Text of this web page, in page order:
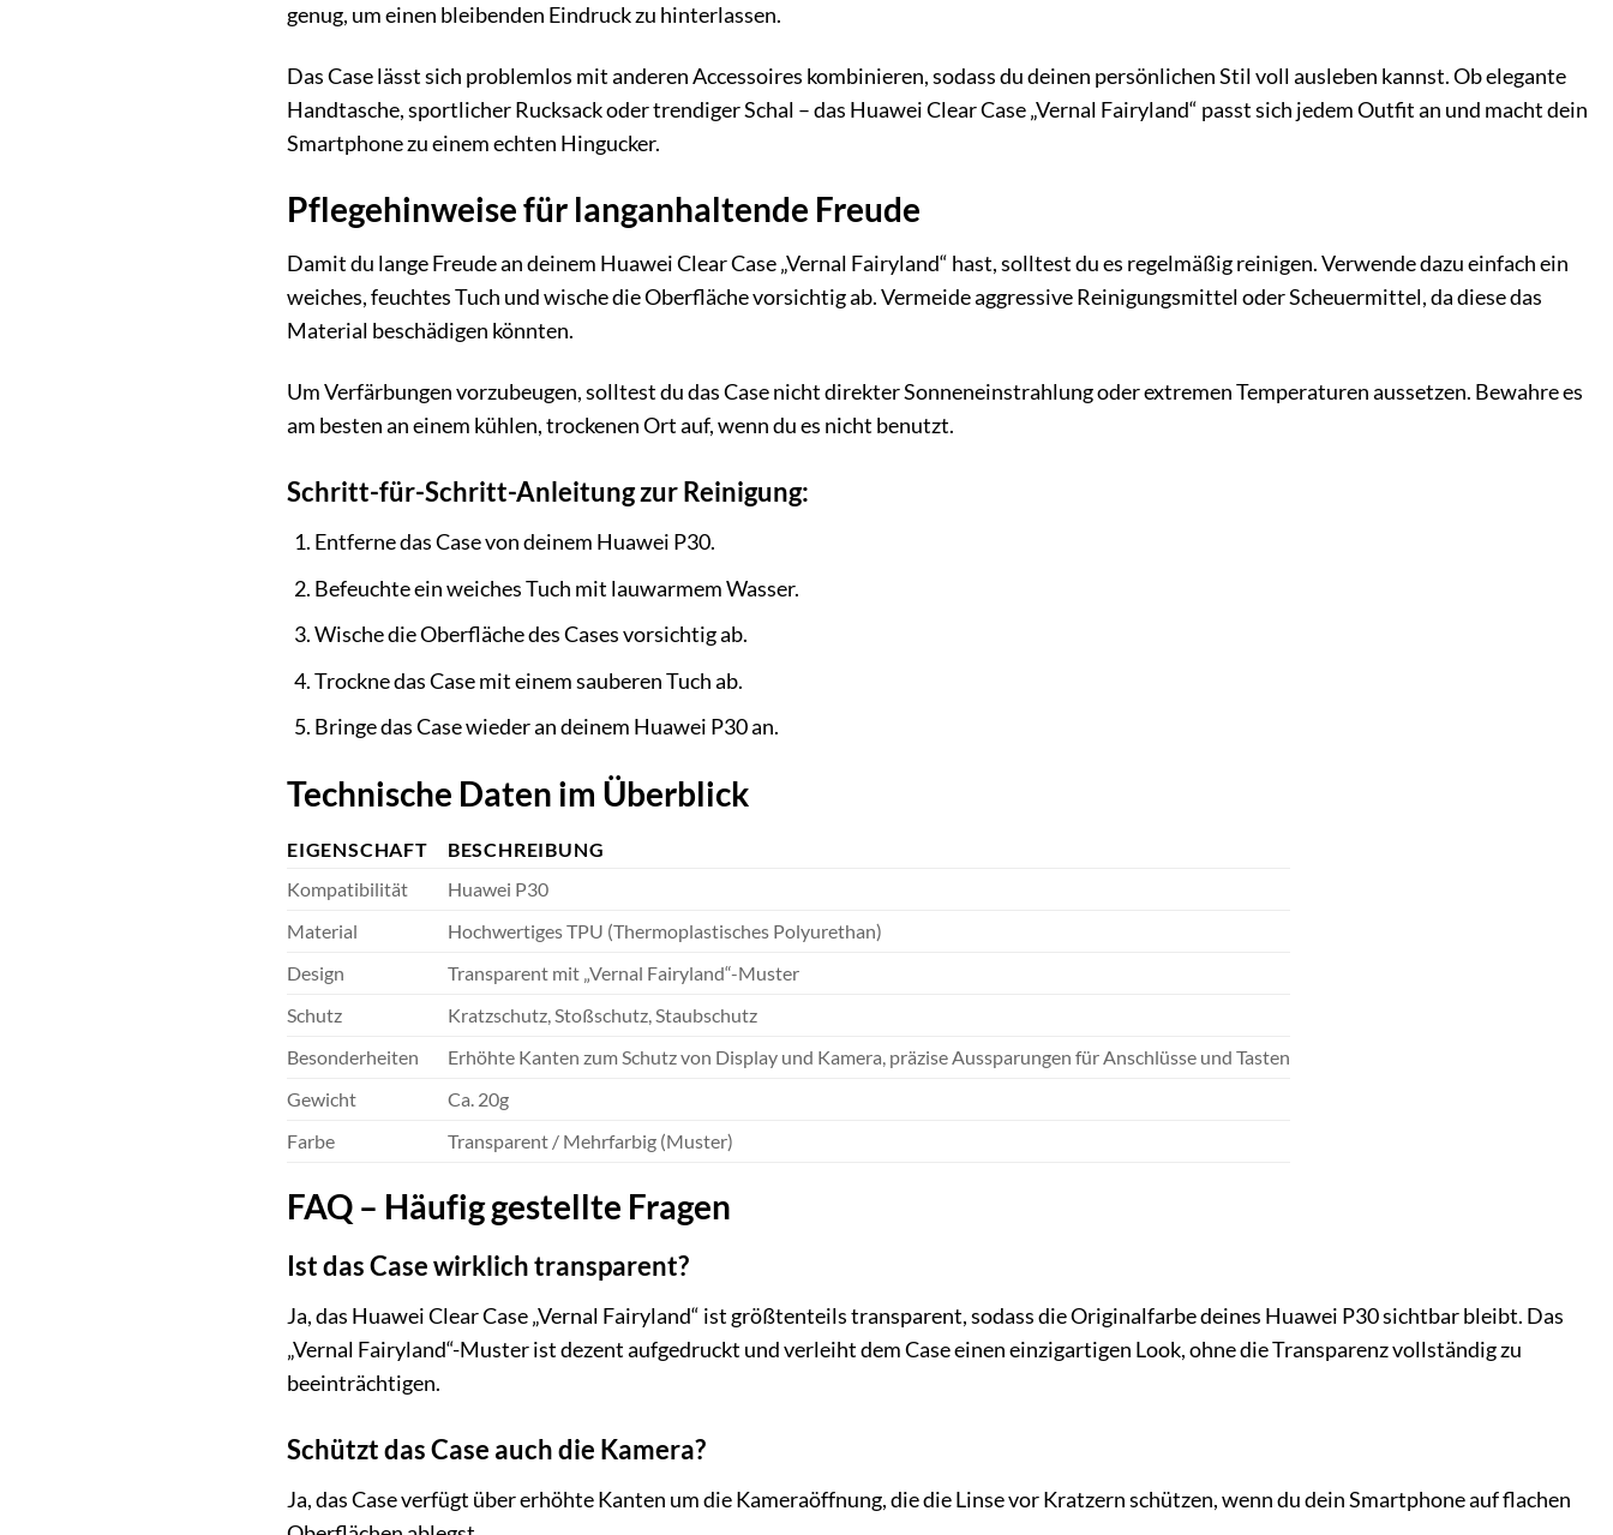
genug, um einen bleibenden Eindruck zu hinterlassen.
Das Case lässt sich problemlos mit anderen Accessoires kombinieren, sodass du deinen persönlichen Stil voll ausleben kannst. Ob elegante
Handtasche, sportlicher Rucksack oder trendiger Schal – das Huawei Clear Case „Vernal Fairyland“ passt sich jedem Outfit an und macht dein
Smartphone zu einem echten Hingucker.
Pflegehinweise für langanhaltende Freude
Damit du lange Freude an deinem Huawei Clear Case „Vernal Fairyland“ hast, solltest du es regelmäßig reinigen. Verwende dazu einfach ein
weiches, feuchtes Tuch und wische die Oberfläche vorsichtig ab. Vermeide aggressive Reinigungsmittel oder Scheuermittel, da diese das
Material beschädigen könnten.
Um Verfärbungen vorzubeugen, solltest du das Case nicht direkter Sonneneinstrahlung oder extremen Temperaturen aussetzen. Bewahre es
am besten an einem kühlen, trockenen Ort auf, wenn du es nicht benutzt.
Schritt-für-Schritt-Anleitung zur Reinigung:
Entferne das Case von deinem Huawei P30.
Befeuchte ein weiches Tuch mit lauwarmem Wasser.
Wische die Oberfläche des Cases vorsichtig ab.
Trockne das Case mit einem sauberen Tuch ab.
Bringe das Case wieder an deinem Huawei P30 an.
Technische Daten im Überblick
EIGENSCHAFT
BESCHREIBUNG
Kompatibilität
Huawei P30
Material
Hochwertiges TPU (Thermoplastisches Polyurethan)
Design
Transparent mit „Vernal Fairyland“-Muster
Schutz
Kratzschutz, Stoßschutz, Staubschutz
Besonderheiten
Erhöhte Kanten zum Schutz von Display und Kamera, präzise Aussparungen für Anschlüsse und Tasten
Gewicht
Ca. 20g
Farbe
Transparent / Mehrfarbig (Muster)
FAQ – Häufig gestellte Fragen
Ist das Case wirklich transparent?
Ja, das Huawei Clear Case „Vernal Fairyland“ ist größtenteils transparent, sodass die Originalfarbe deines Huawei P30 sichtbar bleibt. Das
„Vernal Fairyland“-Muster ist dezent aufgedruckt und verleiht dem Case einen einzigartigen Look, ohne die Transparenz vollständig zu
beeinträchtigen.
Schützt das Case auch die Kamera?
Ja, das Case verfügt über erhöhte Kanten um die Kameraöffnung, die die Linse vor Kratzern schützen, wenn du dein Smartphone auf flachen